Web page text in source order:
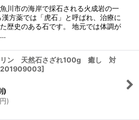
川市の海岸で採石される火成岩の一
方薬では「虎石」と呼ばれ、治療に
歴史のある石です。 地元では体調が
…
リン 天然石さざれ100g 癒し 対
]
)
円)